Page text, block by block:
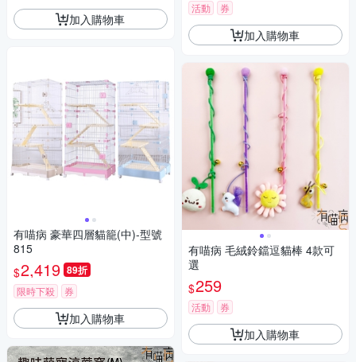
加入購物車
有喵病 豪華四層貓籠(中)-型號
815
$2,419 89折
限時下殺 券
加入購物車
活動 券
加入購物車
有喵病 毛絨鈴鐺逗貓棒 4款可
選
$259
活動 券
加入購物車